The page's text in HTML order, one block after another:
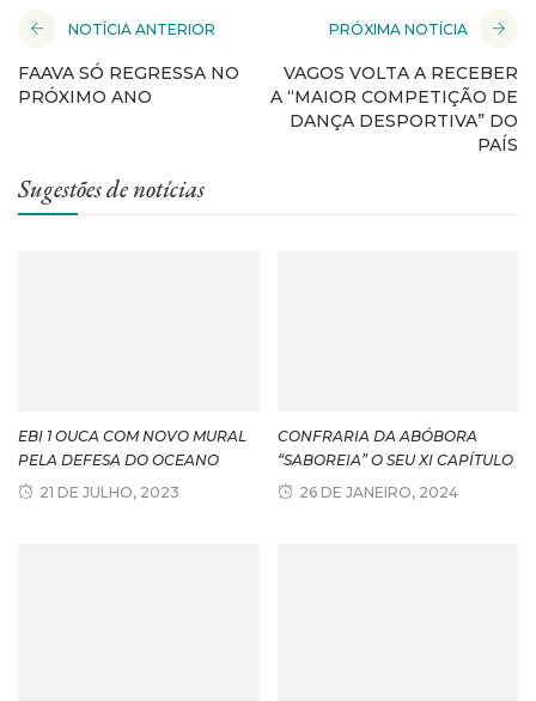
NOTÍCIA ANTERIOR
FAAVA SÓ REGRESSA NO
PRÓXIMO ANO
PRÓXIMA NOTÍCIA
VAGOS VOLTA A RECEBER
A “MAIOR COMPETIÇÃO DE
DANÇA DESPORTIVA” DO
PAÍS
Sugestões de notícias
EBI 1 OUCA COM NOVO MURAL
PELA DEFESA DO OCEANO
21 DE JULHO, 2023
CONFRARIA DA ABÓBORA
“SABOREIA” O SEU XI CAPÍTULO
26 DE JANEIRO, 2024